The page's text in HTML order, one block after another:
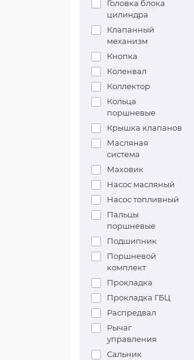
Головка блока
цилиндра
Клапанный
механизм
Кнопка
Коленвал
Коллектор
Кольца
поршневые
Крышка клапанов
Масляная
система
Маховик
Насос масляный
Насос топливный
Пальцы
поршневые
Подшипник
Поршневой
комплект
Прокладка
Прокладка ГБЦ
Распредвал
Рычаг
управления
Сальник